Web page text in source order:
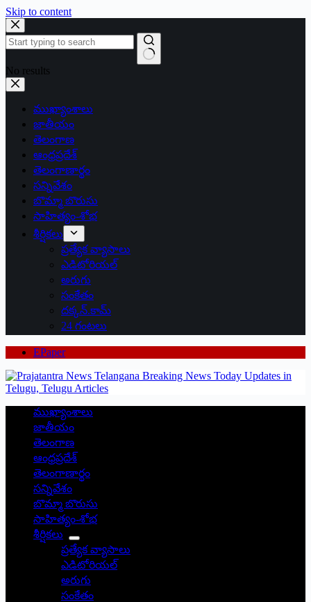
Skip to content
No results
ముఖ్యాంశాలు
జాతీయం
తెలంగాణ
ఆంధ్రప్రదేశ్
తెలంగాణార్థం
సన్నివేశం
బొమ్మా బొరుసు
సాహిత్యం-శోభ
శీర్షికలు
ప్రత్యేక వ్యాసాలు
ఎడిటోరియల్
అరుగు
సంకేతం
దక్కన్.కామ్
24 గంటలు
EPaper
ముఖ్యాంశాలు
జాతీయం
తెలంగాణ
ఆంధ్రప్రదేశ్
తెలంగాణార్థం
సన్నివేశం
బొమ్మా బొరుసు
సాహిత్యం-శోభ
శీర్షికలు
ప్రత్యేక వ్యాసాలు
ఎడిటోరియల్
అరుగు
సంకేతం